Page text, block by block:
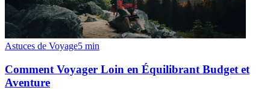
Astuces de Voyage5 min
Comment Voyager Loin en Équilibrant Budget et
Aventure